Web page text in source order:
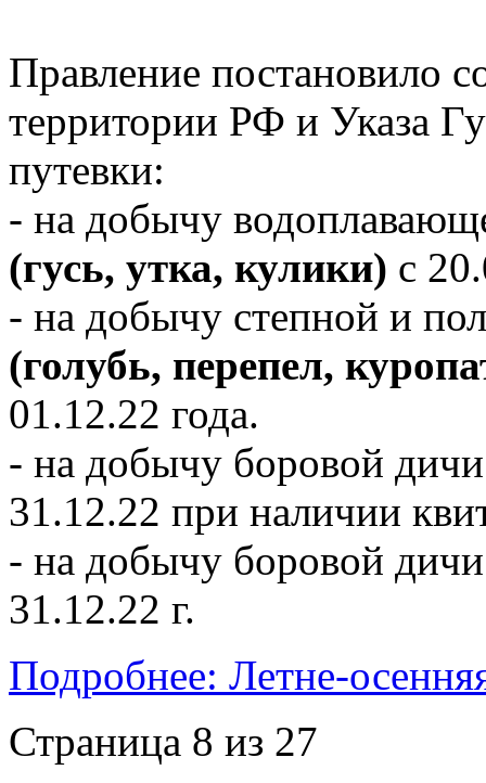
Правление постановило
территории РФ и Указа
путевки:
- на добычу
(гусь, утка, кулики) с
- на добычу степной и
(голубь, перепел,
01.12.22 года.
- на добычу боровой дичи
31.12.22 при наличии
- на добычу боровой
31.12.22 г.
Подробнее: Летне-
Страница 8 из 27